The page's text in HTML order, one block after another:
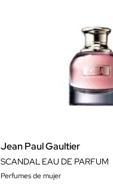
Jean Paul Gaultier
SCANDAL EAU DE PARFUM
Perfumes de mujer